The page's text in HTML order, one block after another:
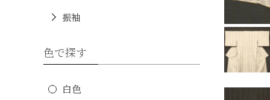
振袖
色で探す
白色